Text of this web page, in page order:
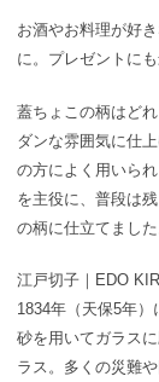
お酒やお料理が好
に。 プレゼントに
蓋ちょこの柄はど
ダンな雰囲気に仕上
の方によく用いら
を主役に、普段は
の柄に仕立てました
江戸切子｜EDO
1834年（天保5年
砂を用いてガラス
ラス。 多くの災難